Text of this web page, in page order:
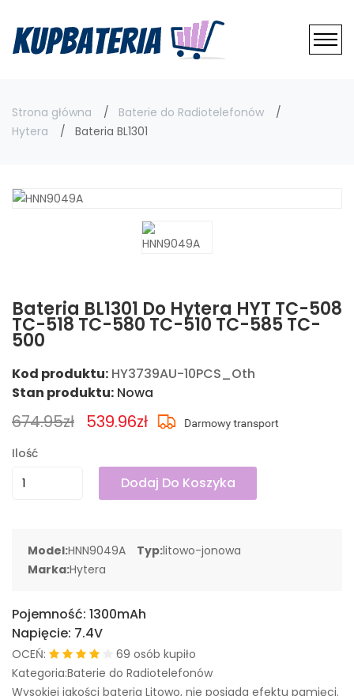
Strona główna
Baterie do Radiotelefonów
Hytera
Bateria BL1301
Bateria BL1301 Do Hytera HYT TC-508
TC-518 TC-580 TC-510 TC-585 TC-
500
Kod produktu: HY3739AU-10PCS_Oth
Stan produktu: Nowa
674.95zł 539.96zł
Ilość
Dodaj Do Koszyka
Model:HNN9049A Typ:litowo-jonowa
Marka:Hytera
Pojemność: 1300mAh
Napięcie: 7.4V
OCEŃ:
69 osób kupiło
Kategoria:Baterie do Radiotelefonów
Wysokiej jakości bateria Litowo, nie posiada efektu pamięci.